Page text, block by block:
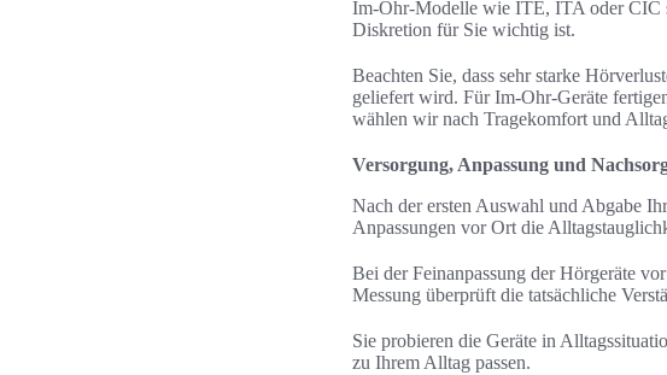
Im-Ohr-Modelle wie ITE, ITA oder CIC
Diskretion für Sie wichtig ist.
Beachten Sie, dass sehr starke
geliefert wird. Für Im-Ohr-Geräte
wählen wir nach Tragekomfort und
Versorgung, Anpassung und
Nach der ersten Auswahl und Abgabe
Anpassungen vor Ort die
Bei der Feinanpassung der Hörgeräte
Messung überprüft die tatsächliche
Sie probieren die Geräte in
zu Ihrem Alltag passen.